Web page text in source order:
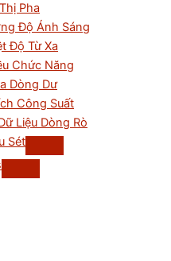
Pha
Độ Ánh Sáng
Độ Từ Xa
Chức Năng
Dòng Dư
Công Suất
Liệu Dòng Rò
Sét